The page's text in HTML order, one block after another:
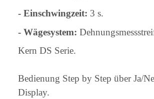
- Einschwingzeit: 3 s.
- Wägesystem:
Kern DS Serie.
Bedienung Step by Step über Ja/
Display.